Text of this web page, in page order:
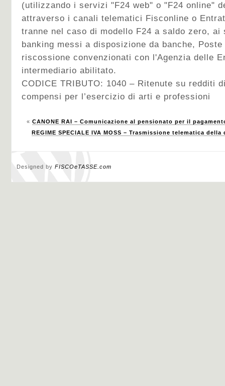
(utilizzando i servizi "F24 web" o "F24 online"
attraverso i canali telematici Fisconline o
tranne nel caso di modello F24 a saldo zero,
banking messi a disposizione da banche,
riscossione convenzionati con l'Agenzia delle
intermediario abilitato.
CODICE TRIBUTO: 1040 – Ritenute su redditi
compensi per l’esercizio di arti e professioni
« CANONE RAI – Comunicazione al pensionato per il
REGIME SPECIALE IVA MOSS – Trasmissione telematica
Designed by FISCOeTASSE.com